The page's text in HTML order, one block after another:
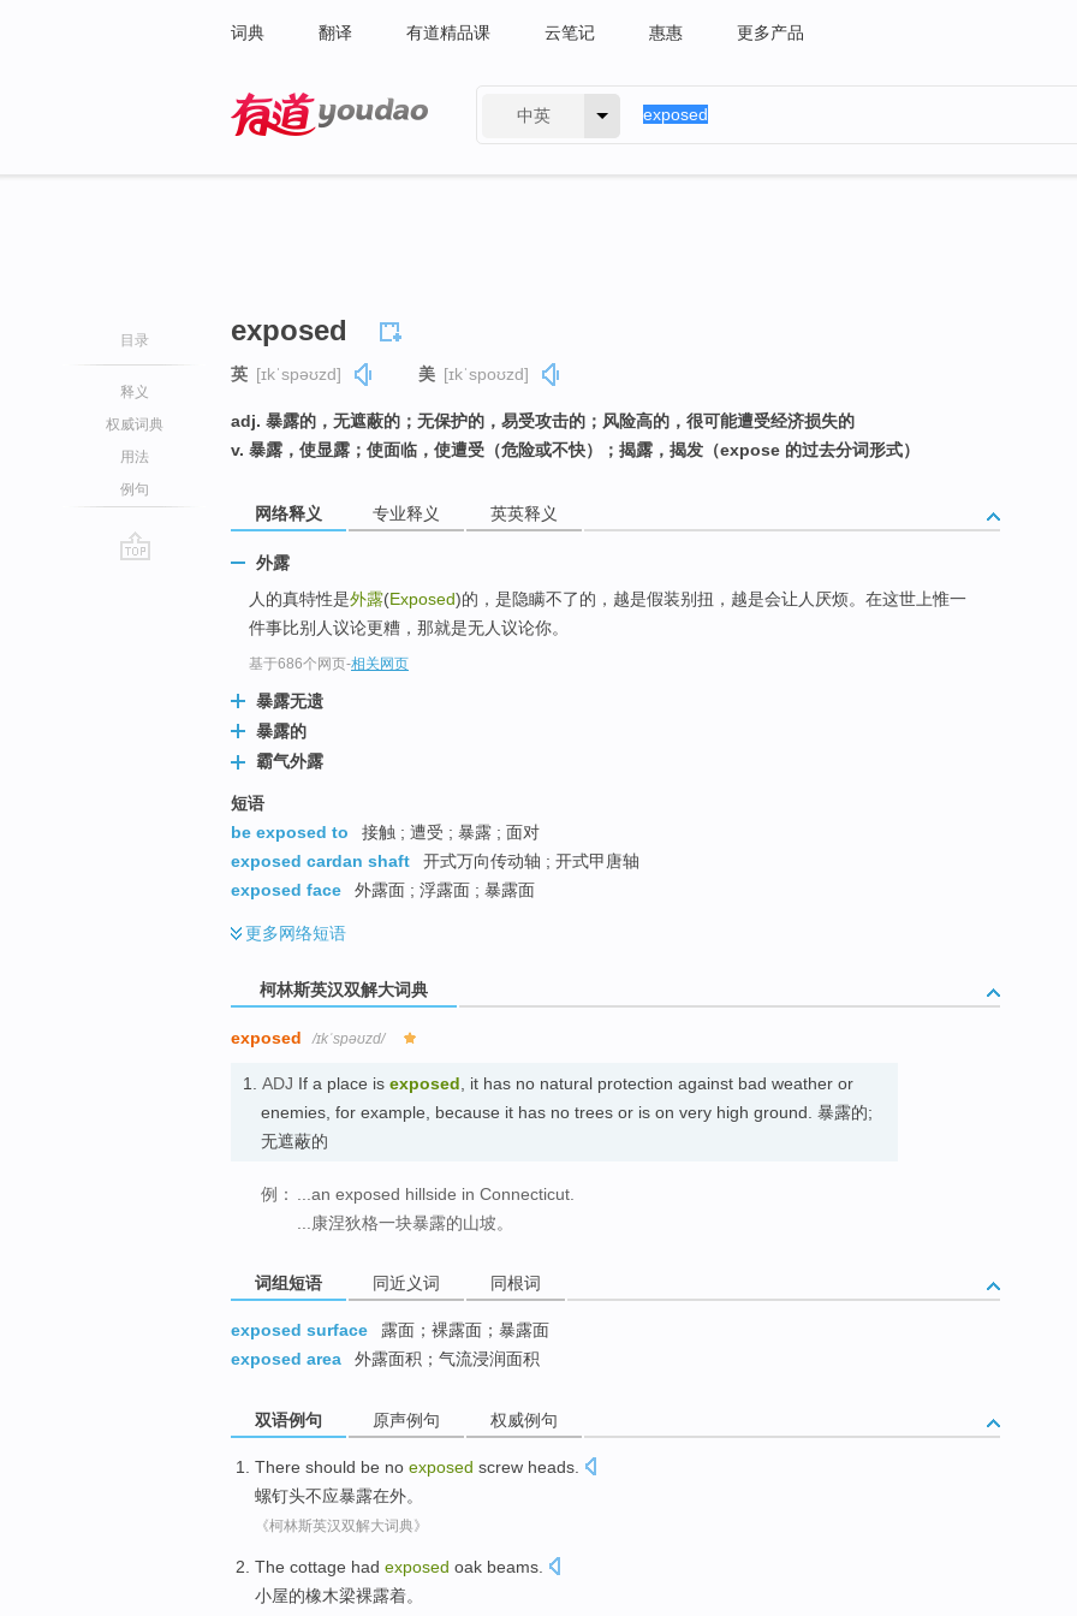
词典 翻译 有道精品课 云笔记 惠惠 更多产品
中英
目录
释义
权威词典
用法
例句
exposed
英 [ɪkˈspəʊzd] 美 [ɪkˈspoʊzd]
adj. 暴露的，无遮蔽的；无保护的，易受攻击的；风险高的，很可能遭受经济损失的
v. 暴露，使显露；使面临，使遭受（危险或不快）；揭露，揭发（expose 的过去分词形式）
网络释义 专业释义 英英释义
外露
人的真特性是外露(Exposed)的，是隐瞒不了的，越是假装别扭，越是会让人厌烦。在这世上惟一
件事比别人议论更糟，那就是无人议论你。
基于686个网页-相关网页
暴露无遗
暴露的
霸气外露
短语
be exposed to
接触 ; 遭受 ; 暴露 ; 面对
exposed cardan shaft
开式万向传动轴 ; 开式甲唐轴
exposed face
外露面 ; 浮露面 ; 暴露面
更多网络短语
柯林斯英汉双解大词典
exposed /ɪkˈspəʊzd/
1. ADJ If a place is exposed , it has no natural protection against bad weather or
enemies, for example, because it has no trees or is on very high ground. 暴露的;
无遮蔽的
例：
...an exposed hillside in Connecticut.
...康涅狄格一块暴露的山坡。
词组短语 同近义词 同根词
exposed surface
露面；裸露面；暴露面
exposed area
外露面积；气流浸润面积
双语例句 原声例句 权威例句
There should be no exposed screw heads
螺钉头不应暴露在外。
《柯林斯英汉双解大词典》
The cottage had exposed oak beams
小屋的橡木梁裸露着。